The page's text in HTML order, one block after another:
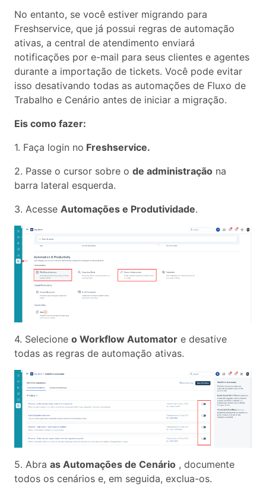
No entanto, se você estiver migrando para
Freshservice, que já possui regras de automação
ativas, a central de atendimento enviará
notificações por e-mail para seus clientes e agentes
durante a importação de tickets. Você pode evitar
isso desativando todas as automações de Fluxo de
Trabalho e Cenário antes de iniciar a migração.
Eis como fazer:
1. Faça login no Freshservice.
2. Passe o cursor sobre o de administração na
barra lateral esquerda.
3. Acesse Automações e Produtividade.
4. Selecione o Workflow Automator e desative
todas as regras de automação ativas.
5. Abra as Automações de Cenário , documente
todos os cenários e, em seguida, exclua-os.